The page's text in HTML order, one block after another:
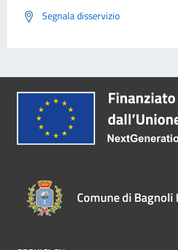
Segnala disservizio
Comune di Bagnoli